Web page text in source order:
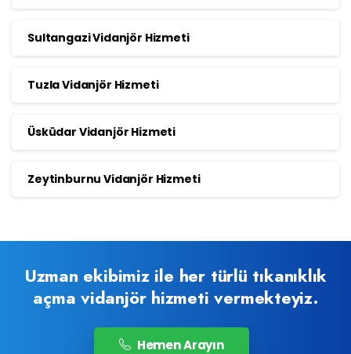
Sultangazi Vidanjör Hizmeti
Tuzla Vidanjör Hizmeti
Üsküdar Vidanjör Hizmeti
Zeytinburnu Vidanjör Hizmeti
Uzman ekibimiz ile her türlü tıkanıklık
açma vidanjör hizmeti vermekteyiz.
Hemen Arayın